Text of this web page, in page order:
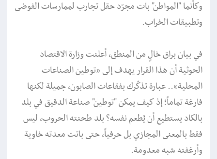
وكأنما "المواطن" بات مجرّد حقل تجارب لممارسات الفوضى
وتطبيقات الخراب.
في بيان براق خالٍ من المنطق، أعلنت وزارة الاقتصاد
الحوثية أن هذا القرار يهدف إلى ”توطين الصناعات
المحلية“.. عبارة تذكّرك بفقاعات الصابون، جميلة لكنها
فارغة تماماً؛ إذ كيف يمكن "توطين" صناعة الدقيق في بلد
بالكاد يستطيع أن يُطعم نفسه؟ بلد طحنته الحروب، ليس
فقط بالمعنى المجازي بل حرفياً، حتى باتت معدته خاوية
وأرغفته شبه معدومة.